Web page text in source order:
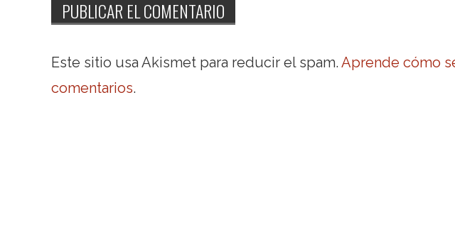
Este sitio usa Akismet para reducir el spam. Aprende cómo
comentarios.